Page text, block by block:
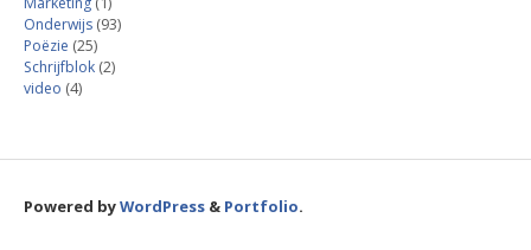
Onderwijs (93)
Poëzie (25)
Schrijfblok (2)
video (4)
Powered byWordPress & Portfolio.